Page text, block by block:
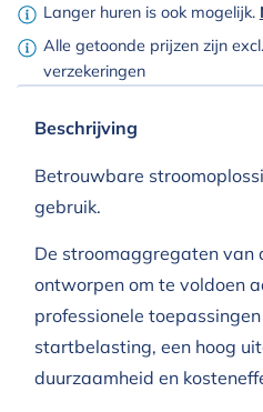
Langer huren is ook mogelijk.
Alle getoonde prijzen zijn
verzekeringen
Beschrijving
Betrouwbare
gebruik.
De stroomaggregaten van
ontworpen om te voldoen
professionele
startbelasting, een hoog
duurzaamheid en